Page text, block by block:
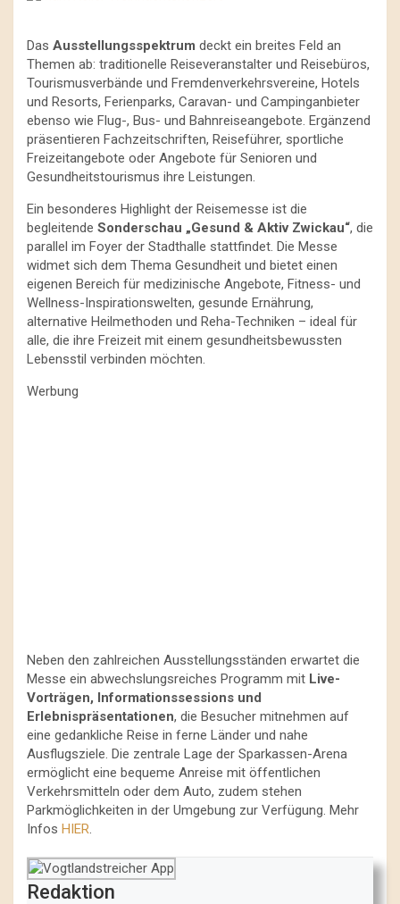
Das Ausstellungsspektrum deckt ein breites Feld an
Themen ab: traditionelle Reiseveranstalter und Reisebüros,
Tourismusverbände und Fremdenverkehrsvereine, Hotels
und Resorts, Ferienparks, Caravan- und Campinganbieter
ebenso wie Flug-, Bus- und Bahnreiseangebote. Ergänzend
präsentieren Fachzeitschriften, Reiseführer, sportliche
Freizeitangebote oder Angebote für Senioren und
Gesundheitstourismus ihre Leistungen.
Ein besonderes Highlight der Reisemesse ist die
begleitende Sonderschau „Gesund & Aktiv Zwickau“, die
parallel im Foyer der Stadthalle stattfindet. Die Messe
widmet sich dem Thema Gesundheit und bietet einen
eigenen Bereich für medizinische Angebote, Fitness- und
Wellness-Inspirationswelten, gesunde Ernährung,
alternative Heilmethoden und Reha-Techniken – ideal für
alle, die ihre Freizeit mit einem gesundheitsbewussten
Lebensstil verbinden möchten.
Werbung
Neben den zahlreichen Ausstellungsständen erwartet die
Messe ein abwechslungsreiches Programm mit Live-
Vorträgen, Informationssessions und
Erlebnispräsentationen, die Besucher mitnehmen auf
eine gedankliche Reise in ferne Länder und nahe
Ausflugsziele. Die zentrale Lage der Sparkassen-Arena
ermöglicht eine bequeme Anreise mit öffentlichen
Verkehrsmitteln oder dem Auto, zudem stehen
Parkmöglichkeiten in der Umgebung zur Verfügung. Mehr
Infos HIER.
Redaktion